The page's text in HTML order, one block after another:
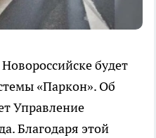
будет
«Паркон». Об
Управление
Благодаря этой